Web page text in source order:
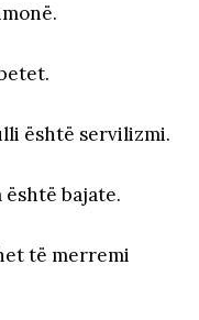
është servilizmi.
bajate.
të merremi